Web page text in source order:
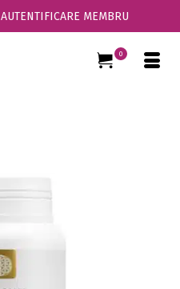
AUTENTIFICARE MEMBRU
0